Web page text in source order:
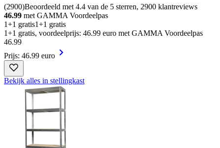
(2900)Beoordeeld met 4.4 van de 5 sterren, 2900 klantreviews
46.99 met GAMMA Voordeelpas
1+1 gratis1+1 gratis
1+1 gratis, voordeelprijs: 46.99 euro met GAMMA Voordeelpas
46.99
Prijs: 46.99 euro
Bekijk alles in stellingkast